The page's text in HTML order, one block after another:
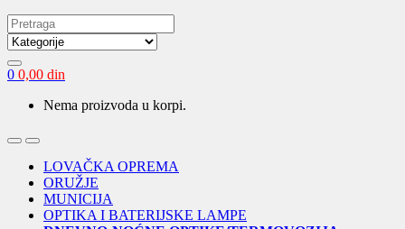
Search
for:
0 0,00 din
Nema proizvoda u korpi.
OpenClose
LOVAČKA OPREMA
ORUŽJE
MUNICIJA
OPTIKA I BATERIJSKE LAMPE